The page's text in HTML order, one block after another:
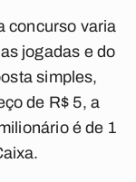
concurso varia
jogadas e do
simples,
de R$ 5, a
é de 1